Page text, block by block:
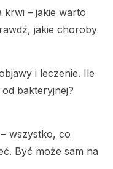
krwi – jakie warto
jakie choroby
i leczenie. Ile
bakteryjnej?
wszystko, co
Być może sam na